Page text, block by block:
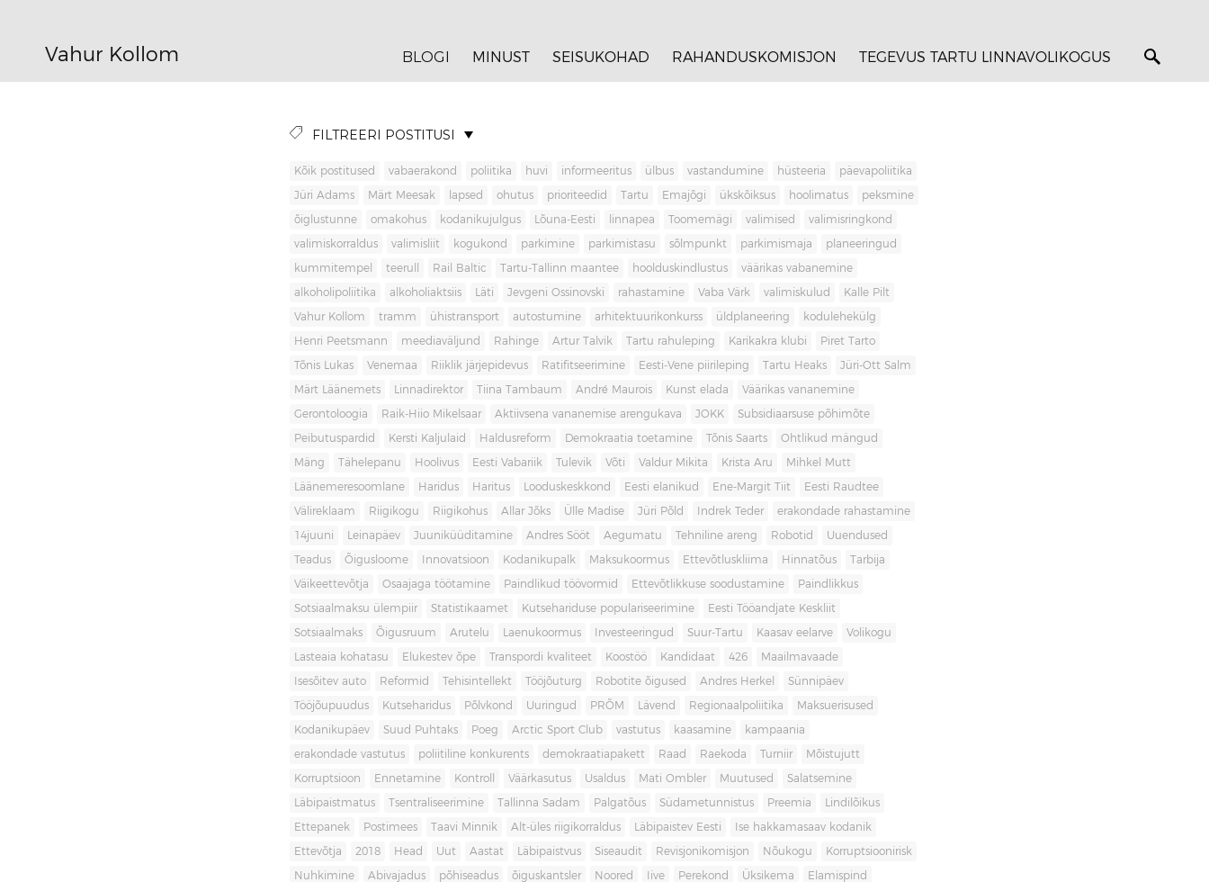
Vahur Kollom BLOGI MINUST SEISUKOHAD RAHANDUSKOMISJON TEGEVUS TARTU LINNAVOLIKOGUS
FILTREERI POSTITUSI
Kõik postitused vabaerakond poliitika huvi informeeritus ülbus vastandumine hüsteeria päevapoliitika
Jüri Adams Märt Meesak lapsed ohutus prioriteedid Tartu Emajõgi ükskõiksus hoolimatus peksmine
õiglustunne omakohus kodanikujulgus Lõuna-Eesti linnapea Toomemägi valimised valimisringkond
valimiskorraldus valimisliit kogukond parkimine parkimistasu sõlmpunkt parkimismaja planeeringud
kummitempel teerull Rail Baltic Tartu-Tallinn maantee hoolduskindlustus väärikas vabanemine
alkoholipoliitika alkoholiaktsiis Läti Jevgeni Ossinovski rahastamine Vaba Värk valimiskulud Kalle Pilt
Vahur Kollom tramm ühistransport autostumine arhitektuurikonkurss üldplaneering kodulehekülg
Henri Peetsmann meediaväljund Rahinge Artur Talvik Tartu rahuleping Karikakra klubi Piret Tarto
Tõnis Lukas Venemaa Riiklik järjepidevus Ratifitseerimine Eesti-Vene piirileping Tartu Heaks Jüri-Ott Salm
Märt Läänemets Linnadirektor Tiina Tambaum André Maurois Kunst elada Väärikas vananemine
Gerontoloogia Raik-Hiio Mikelsaar Aktiivsena vananemise arengukava JOKK Subsidiaarsuse põhimõte
Peibutuspardid Kersti Kaljulaid Haldusreform Demokraatia toetamine Tõnis Saarts Ohtlikud mängud
Mäng Tähelepanu Hoolivus Eesti Vabariik Tulevik Võti Valdur Mikita Krista Aru Mihkel Mutt
Läänemeresoomlane Haridus Haritus Looduskeskkond Eesti elanikud Ene-Margit Tiit Eesti Raudtee
Välireklaam Riigikogu Riigikohus Allar Jõks Ülle Madise Jüri Põld Indrek Teder erakondade rahastamine
14juuni Leinapäev Juuniküüditamine Andres Sööt Aegumatu Tehniline areng Robotid Uuendused
Teadus Õigusloome Innovatsioon Kodanikupalk Maksukoormus Ettevõtluskliima Hinnatõus Tarbija
Väikeettevõtja Osaajaga töötamine Paindlikud töövormid Ettevõtlikkuse soodustamine Paindlikkus
Sotsiaalmaksu ülempiir Statistikaamet Kutsehariduse populariseerimine Eesti Tööandjate Keskliit
Sotsiaalmaks Õigusruum Arutelu Laenukoormus Investeeringud Suur-Tartu Kaasav eelarve Volikogu
Lasteaia kohatasu Elukestev õpe Transpordi kvaliteet Koostöö Kandidaat 426 Maailmavaade
Isesõitev auto Reformid Tehisintellekt Tööjõuturg Robotite õigused Andres Herkel Sünnipäev
Tööjõupuudus Kutseharidus Põlvkond Uuringud PRÕM Lävend Regionaalpoliitika Maksuerisused
Kodanikupäev Suud Puhtaks Poeg Arctic Sport Club vastutus kaasamine kampaania
erakondade vastutus poliitiline konkurents demokraatiapakett Raad Raekoda Turniir Mõistujutt
Korruptsioon Ennetamine Kontroll Väärkasutus Usaldus Mati Ombler Muutused Salatsemine
Läbipaistmatus Tsentraliseerimine Tallinna Sadam Palgatõus Südametunnistus Preemia Lindilõikus
Ettepanek Postimees Taavi Minnik Alt-üles riigikorraldus Läbipaistev Eesti Ise hakkamasaav kodanik
Ettevõtja 2018 Head Uut Aastat Läbipaistvus Siseaudit Revisjonikomisjon Nõukogu Korruptsioonirisk
Nuhkimine Abivajadus põhiseadus õiguskantsler Noored Iive Perekond Üksikema Elamispind